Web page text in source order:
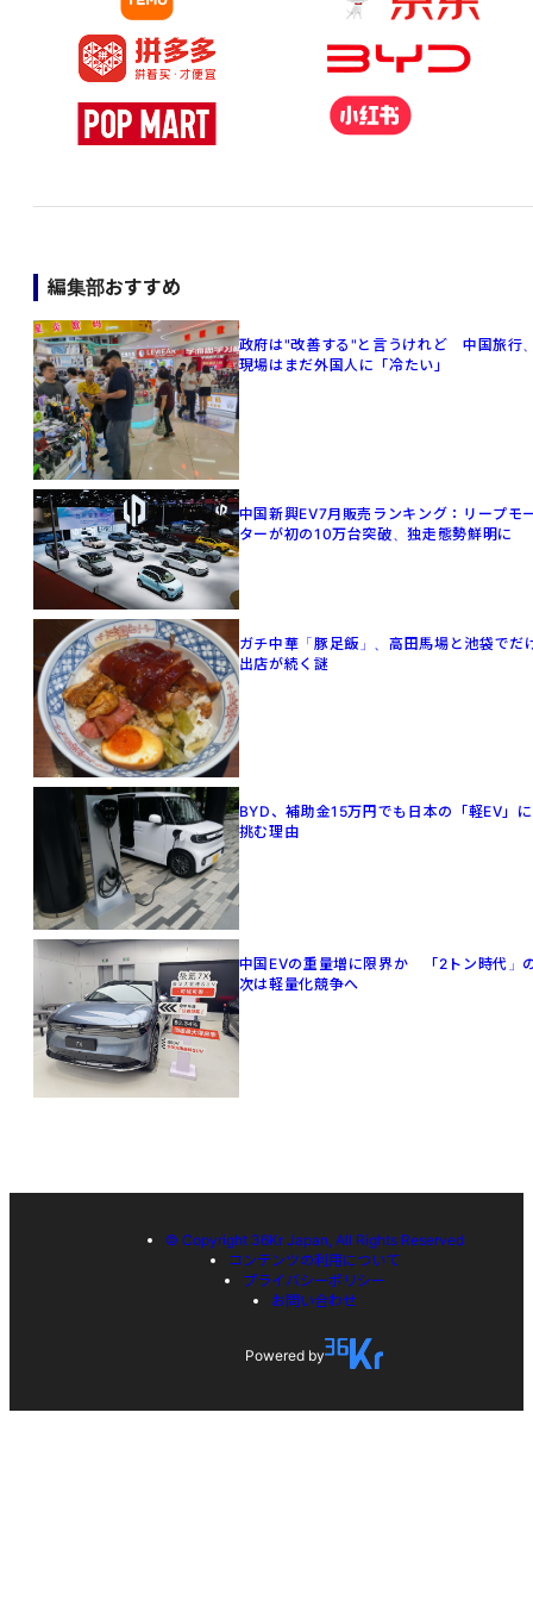
編集部おすすめ
政府は"改善する"と言うけれど 中国旅行
現場はまだ外国人に「冷たい」
中国新興EV7月販売ランキング：リープモ
ターが初の10万台突破、独走態勢鮮明に
ガチ中華「豚足飯」、高田馬場と池袋でだ
出店が続く謎
BYD、補助金15万円でも日本の「軽EV」に
挑む理由
中国EVの重量増に限界か 「2トン時代」
次は軽量化競争へ
© Copyright 36Kr Japan, All Rights Reserved
コンテンツの利用について
プライバシーポリシー
お問い合わせ
Powered by